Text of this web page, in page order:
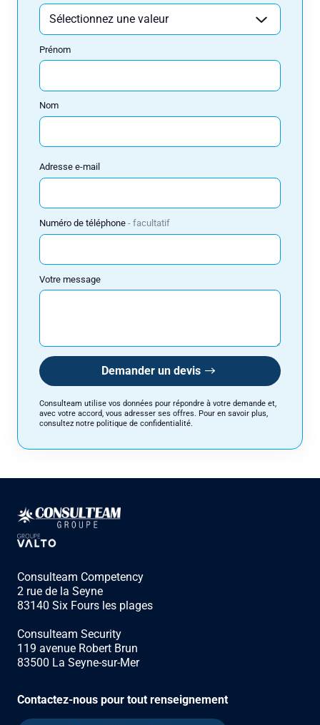
Prénom
Nom
Adresse e-mail
Numéro de téléphone facultatif
Votre message
Demander un devis
Consulteam utilise vos données pour répondre à votre demande et,
avec votre accord, vous adresser ses offres. Pour en savoir plus,
consultez notre politique de confidentialité.
Consulteam Competency
2 rue de la Seyne
83140 Six Fours les plages
Consulteam Security
119 avenue Robert Brun
83500 La Seyne-sur-Mer
Contactez-nous pour tout renseignement
Nom
Adresse e-mail